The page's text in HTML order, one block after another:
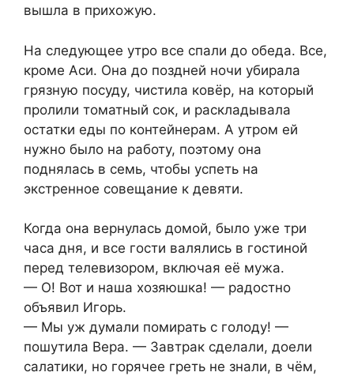
вышла в прихожую.
На следующее утро все спали до обеда. Все,
кроме Аси. Она до поздней ночи убирала
грязную посуду, чистила ковёр, на который
пролили томатный сок, и раскладывала
остатки еды по контейнерам. А утром ей
нужно было на работу, поэтому она
поднялась в семь, чтобы успеть на
экстренное совещание к девяти.
Когда она вернулась домой, было уже три
часа дня, и все гости валялись в гостиной
перед телевизором, включая её мужа.
— О! Вот и наша хозяюшка! — радостно
объявил Игорь.
— Мы уж думали помирать с голоду! —
пошутила Вера. — Завтрак сделали, доели
салатики, но горячее греть не знали, в чём,